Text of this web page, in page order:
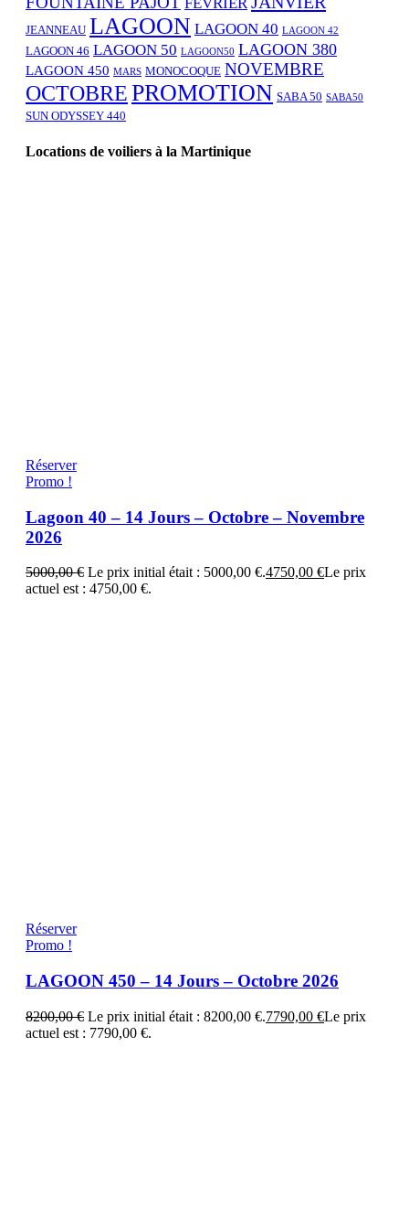
FÉVRIER
JEANNEAU LAGOON LAGOON 40 LAGOON 42
LAGOON 46 LAGOON 50 LAGOON50 LAGOON 380
LAGOON 450 MARS MONOCOQUE NOVEMBRE
OCTOBREPROMOTION SABA 50 SABA50
SUN ODYSSEY 440
Locations de voiliers à la Martinique
Réserver
Promo !
Lagoon 40 – 14 Jours – Octobre – Novembre
2026
5000,00€ Le prix initial était : 5000,00 €.4750,00 €Le prix
actuel est : 4750,00 €.
Réserver
Promo !
LAGOON 450 – 14 Jours – Octobre 2026
8200,00€ Le prix initial était : 8200,00 €.7790,00 €Le prix
actuel est : 7790,00 €.